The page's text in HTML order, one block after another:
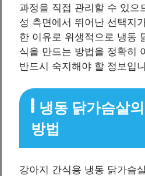
과정을 직접 관리할 수 있으
성 측면에서 뛰어난 선택지
한 이유로 위생적으로 냉동
식을 만드는 방법을 정확히
반드시 숙지해야 할 정보입
냉동 닭가슴살
방법
강아지 간식용 냉동 닭가슴